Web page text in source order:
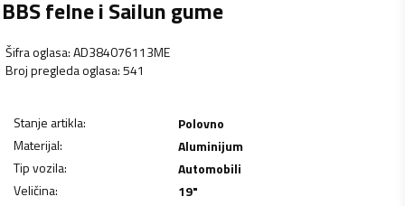
BBS felne i Sailun gume
Šifra oglasa:AD384076113ME
Broj pregleda oglasa:541
Stanje artikla:
Polovno
Materijal:
Aluminijum
Tip vozila:
Automobili
Veličina:
19"